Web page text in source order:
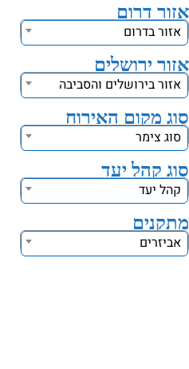
אזור דרום
אזור בדרום
אזור ירושלים
אזור בירושלים והסביבה
סוג מקום האירוח
סוג צימר
סוג קהל יעד
קהל יעד
מתקנים
אביזרים